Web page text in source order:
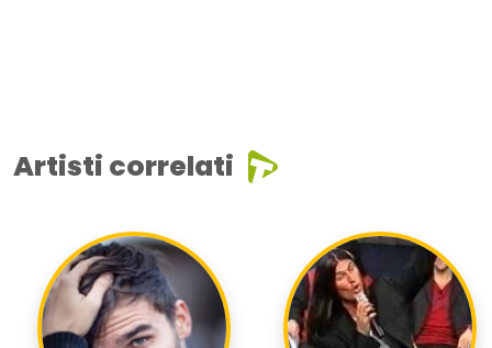
Artisti correlati